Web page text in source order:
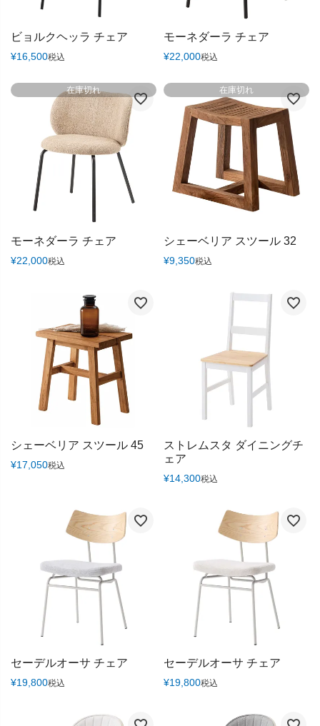
ビョルクヘッラ チェア
¥16,500税込
モーネダーラ チェア
¥22,000税込
モーネダーラ チェア
¥22,000税込
在庫切れ
シェーベリア スツール 32
¥9,350税込
在庫切れ
シェーベリア スツール 45
¥17,050税込
ストレムスタ ダイニングチ
ェア
¥14,300税込
セーデルオーサ チェア
¥19,800税込
セーデルオーサ チェア
¥19,800税込